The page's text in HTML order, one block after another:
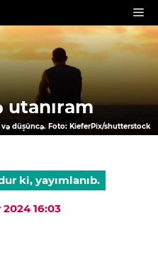
utanıram
və düşüncə. Foto: KieferPix/shutterstock
ki, yayımlanıb.
2024 16:03